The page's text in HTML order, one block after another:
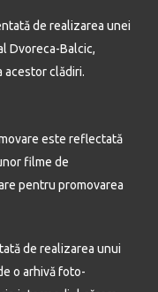
de realizarea unei
Dvoreca-Balcic,
acestor clădiri.
este reflectată
filme de
pentru promovarea
de realizarea unui
o arhivă foto-